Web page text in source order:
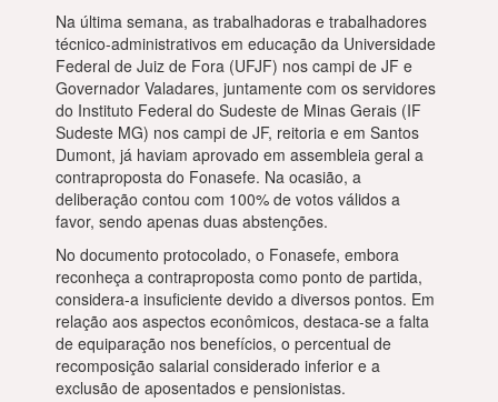
Na última semana, as trabalhadoras e trabalhadores
técnico-administrativos em educação da Universidade
Federal de Juiz de Fora (UFJF) nos campi de JF e
Governador Valadares, juntamente com os servidores
do Instituto Federal do Sudeste de Minas Gerais (IF
Sudeste MG) nos campi de JF, reitoria e em Santos
Dumont, já haviam aprovado em assembleia geral a
contraproposta do Fonasefe. Na ocasião, a
deliberação contou com 100% de votos válidos a
favor, sendo apenas duas abstenções.
No documento protocolado, o Fonasefe, embora
reconheça a contraproposta como ponto de partida,
considera-a insuficiente devido a diversos pontos. Em
relação aos aspectos econômicos, destaca-se a falta
de equiparação nos benefícios, o percentual de
recomposição salarial considerado inferior e a
exclusão de aposentados e pensionistas.